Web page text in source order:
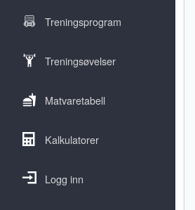
Treningsprogram
Treningsøvelser
Matvaretabell
Kalkulatorer
Logg inn